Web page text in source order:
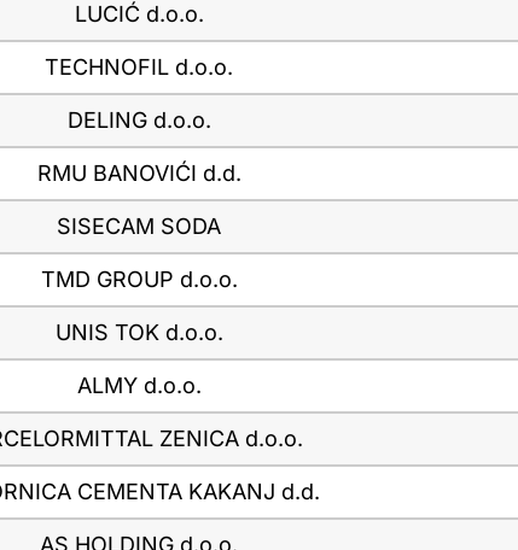
LUCIĆ d.o.o.
TECHNOFIL d.o.o.
DELING d.o.o.
RMU BANOVIĆI d.d.
SISECAM SODA
TMD GROUP d.o.o.
UNIS TOK d.o.o.
ALMY d.o.o.
ZENICA d.o.o.
CEMENTA KAKANJ d.d.
AS HOLDING d.o.o.